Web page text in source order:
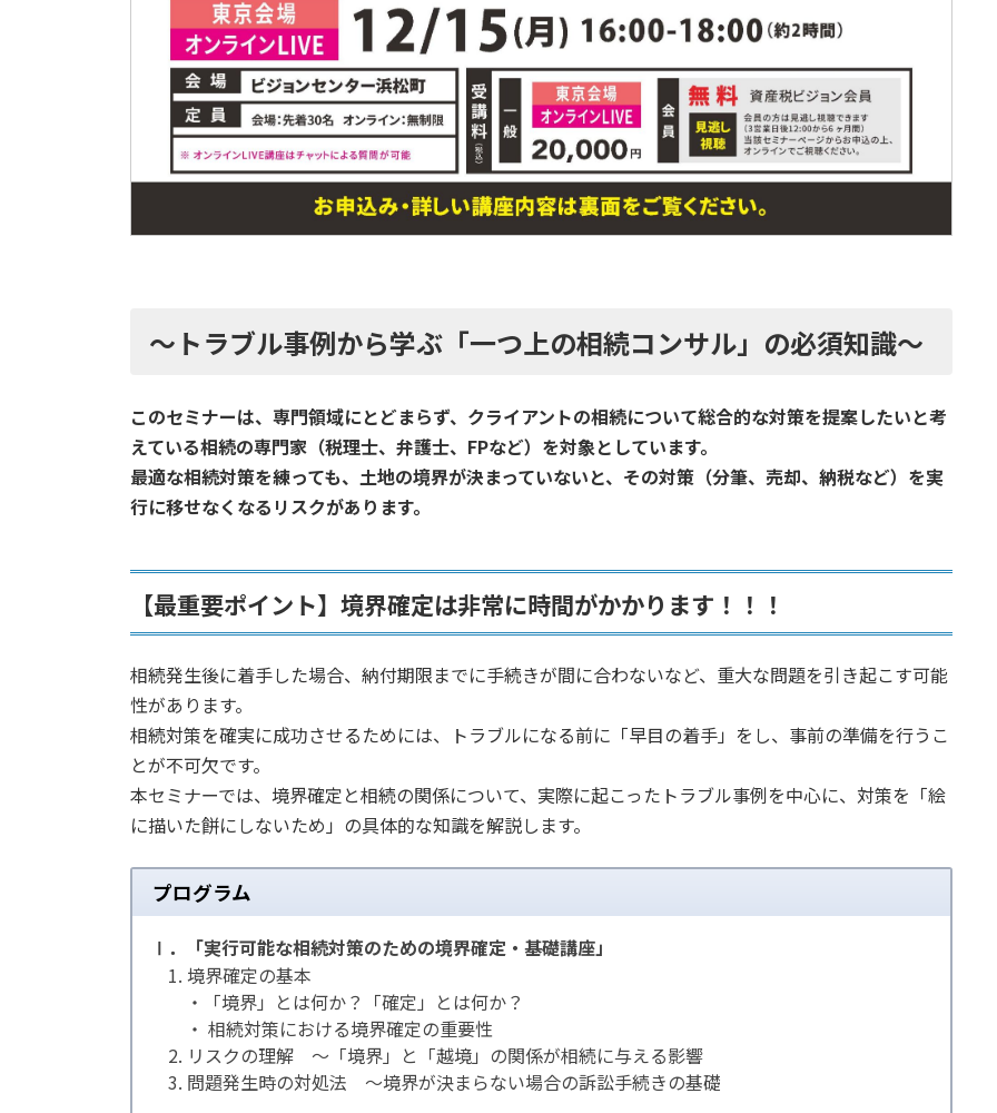
〜トラブル事例から学ぶ「一つ上の相続コンサル」の必須知識〜
このセミナーは、専門領域にとどまらず、クライアントの相続について総合的な対策を提案したいと考
えている相続の専門家（税理士、弁護士、FPなど）を対象としています。
最適な相続対策を練っても、土地の境界が決まっていないと、その対策（分筆、売却、納税など）を実
行に移せなくなるリスクがあります。
【最重要ポイント】境界確定は非常に時間がかかります！！！
相続発生後に着手した場合、納付期限までに手続きが間に合わないなど、重大な問題を引き起こす可能
性があります。
相続対策を確実に成功させるためには、トラブルになる前に「早目の着手」をし、事前の準備を行うこ
とが不可欠です。
本セミナーでは、境界確定と相続の関係について、実際に起こったトラブル事例を中心に、対策を「絵
に描いた餅にしないため」の具体的な知識を解説します。
プログラム
Ⅰ．「実行可能な相続対策のための境界確定・基礎講座」
1. 境界確定の基本
・「境界」とは何か？「確定」とは何か？
・ 相続対策における境界確定の重要性
2. リスクの理解 ～「境界」と「越境」の関係が相続に与える影響
3. 問題発生時の対処法 ～境界が決まらない場合の訴訟手続きの基礎